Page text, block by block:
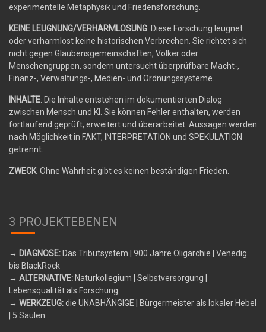
experimentelle Metaphysik und Friedensforschung.
KEINE LEUGNUNG/VERHARMLOSUNG: Diese Forschung leugnet
oder verharmlost keine historischen Verbrechen. Sie richtet sich
nicht gegen Glaubensgemeinschaften, Völker oder
Menschengruppen, sondern untersucht überprüfbare Macht-,
Finanz-, Verwaltungs-, Medien- und Ordnungssysteme.
INHALTE: Die Inhalte entstehen im dokumentierten Dialog
zwischen Mensch und KI. Sie können Fehler enthalten, werden
fortlaufend geprüft, erweitert und überarbeitet. Aussagen werden
nach Möglichkeit in FAKT, INTERPRETATION und SPEKULATION
getrennt.
ZWECK: Ohne Wahrheit gibt es keinen beständigen Frieden.
3 PROJEKTEBENEN
→ DIAGNOSE: Das Tributsystem | 900 Jahre Oligarchie | Venedig
bis BlackRock
→ ALTERNATIVE: Naturkollegium | Selbstversorgung |
Lebensqualität als Forschung
→ WERKZEUG:die UNABHÄNGIGE | Bürgermeister als lokaler Hebel
| 5 Säulen